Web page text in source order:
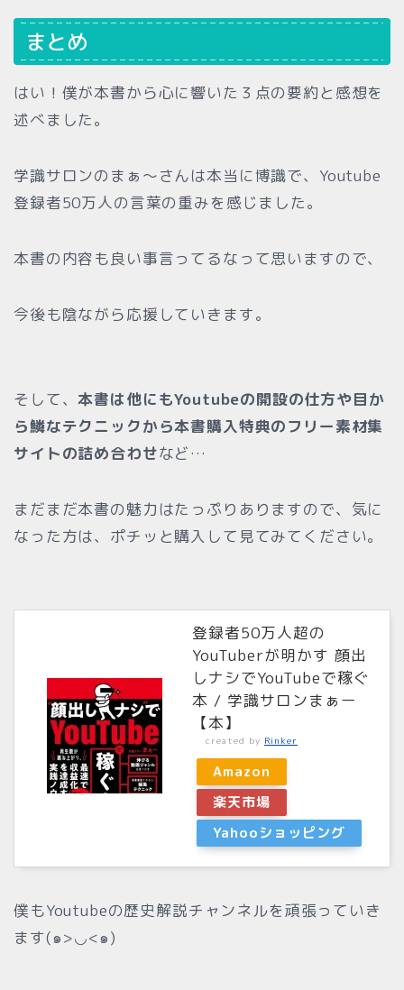
まとめ
はい！僕が本書から心に響いた３点の要約と感想を
述べました。
学識サロンのまぁ〜さんは本当に博識で、Youtube
登録者50万人の言葉の重みを感じました。
本書の内容も良い事言ってるなって思いますので、
今後も陰ながら応援していきます。
そして、本書は他にもYoutubeの開設の仕方や目か
ら鱗なテクニックから本書購入特典のフリー素材集
サイトの詰め合わせなど…
まだまだ本書の魅力はたっぷりありますので、気に
なった方は、ポチッと購入して見てみてください。
登録者50万人超の
YouTuberが明かす 顔出
しナシでYouTubeで稼ぐ
本 / 学識サロンまぁー
【本】
created by Rinker
Amazon
楽天市場
Yahooショッピング
僕もYoutubeの歴史解説チャンネルを頑張っていき
ます(๑>◡<๑)